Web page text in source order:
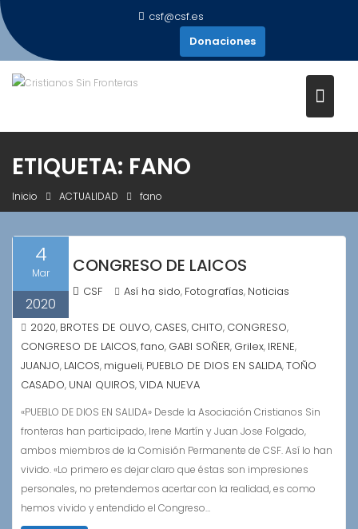
Saltar
al
contenido
csf@csf.es
Donaciones
ETIQUETA: FANO
Inicio ACTUALIDAD fano
4
Mar
2020
CONGRESO DE LAICOS
CSF Así ha sido, Fotografías, Noticias
2020, BROTES DE OLIVO, CASES, CHITO, CONGRESO,
CONGRESO DE LAICOS,fano, GABI SOÑER, Grilex, IRENE,
JUANJO, LAICOS, migueli, PUEBLO DE DIOS EN SALIDA,TOÑO
CASADO, UNAI QUIROS,VIDA NUEVA
«PUEBLO DE DIOS EN SALIDA» Desde la Asociación Cristianos Sin
fronteras han participado, Irene Martín y Juan Jose Folgado,
ambos miembros de la Comisión Permanente de CSF. Así lo han
vivido. «Lo primero es dejar claro que éstas son impresiones
personales, no pretendemos acertar con la realidad, es como
hemos vivido y entendido el Congreso…